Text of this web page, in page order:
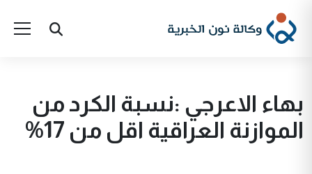
بهاء الاعرجي :نسبة الكرد من
الموازنة العراقية اقل من 17%